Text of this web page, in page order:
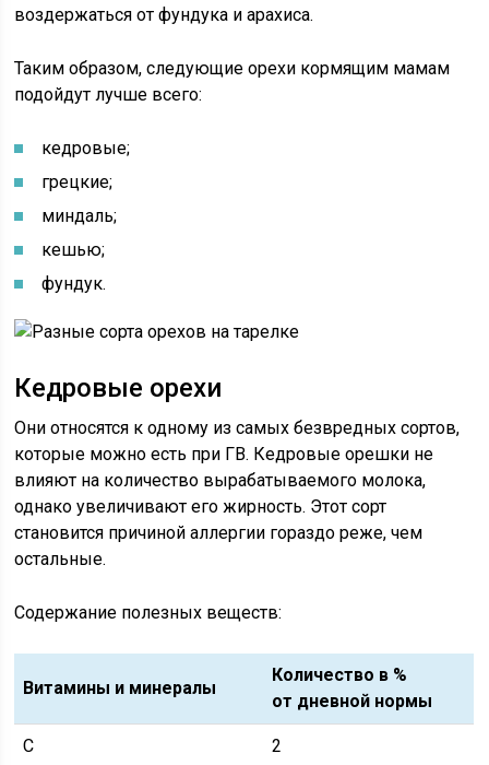
воздержаться от фундука и арахиса.
Таким образом, следующие орехи кормящим мамам
подойдут лучше всего:
кедровые;
грецкие;
миндаль;
кешью;
фундук.
Кедровые орехи
Они относятся к одному из самых безвредных сортов,
которые можно есть при ГВ. Кедровые орешки не
влияют на количество вырабатываемого молока,
однако увеличивают его жирность. Этот сорт
становится причиной аллергии гораздо реже, чем
остальные.
Содержание полезных веществ:
Витамины и минералы
Количество в %
от дневной нормы
С 2